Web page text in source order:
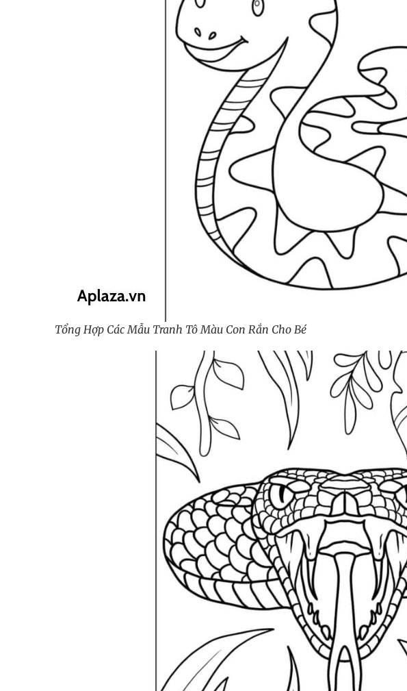
Tổng Hợp Các Mẫu Tranh Tô Màu Con Rắn Cho Bé